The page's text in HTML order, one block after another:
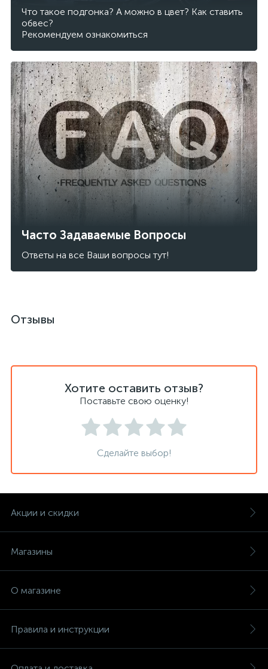
Что такое подгонка? А можно в цвет? Как ставить
обвес?
Рекомендуем ознакомиться
Часто Задаваемые Вопросы
Ответы на все Ваши вопросы тут!
Отзывы
Хотите оставить отзыв?
Поставьте свою оценку!
Сделайте выбор!
Акции и скидки
Магазины
О магазине
Правила и инструкции